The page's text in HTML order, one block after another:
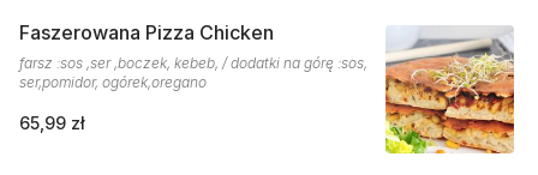
Faszerowana Pizza Chicken
farsz :sos ,ser ,boczek, kebeb, / dodatki na górę :sos,
ser,pomidor, ogórek,oregano
65,99 zł